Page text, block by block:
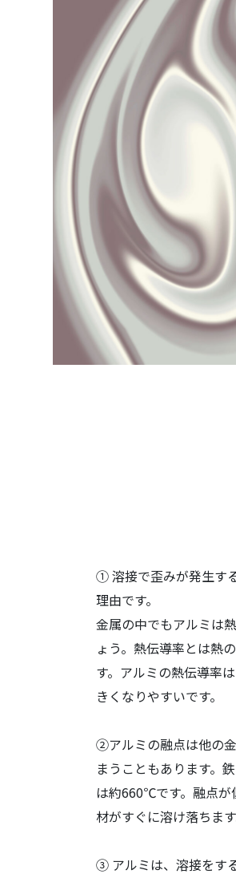
① 溶接で歪みが発生す
理由です。
金属の中でもアルミは
ょう。熱伝導率とは熱
す。アルミの熱伝導率
きくなりやすいです。
②アルミの融点は他の
まうこともあります。
は約660℃です。融点が
材がすぐに溶け落ちます
③ アルミは、溶接をす